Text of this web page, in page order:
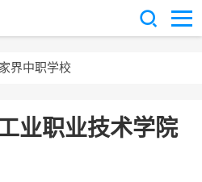
界中职学校
业职业技术学院